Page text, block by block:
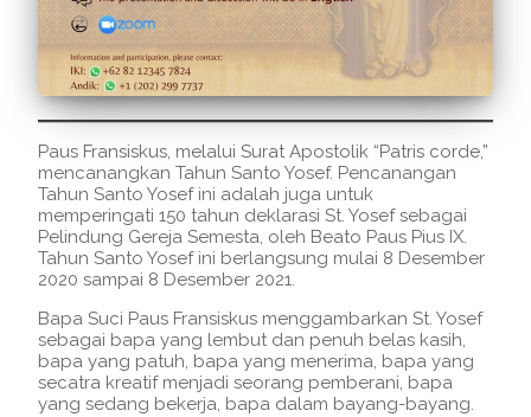
Paus Fransiskus, melalui Surat Apostolik “Patris corde,”
mencanangkan Tahun Santo Yosef. Pencanangan
Tahun Santo Yosef ini adalah juga untuk
memperingati 150 tahun deklarasi St. Yosef sebagai
Pelindung Gereja Semesta, oleh Beato Paus Pius IX.
Tahun Santo Yosef ini berlangsung mulai 8 Desember
2020 sampai 8 Desember 2021.
Bapa Suci Paus Fransiskus menggambarkan St. Yosef
sebagai bapa yang lembut dan penuh belas kasih,
bapa yang patuh, bapa yang menerima, bapa yang
secatra kreatif menjadi seorang pemberani, bapa
yang sedang bekerja, bapa dalam bayang-bayang.